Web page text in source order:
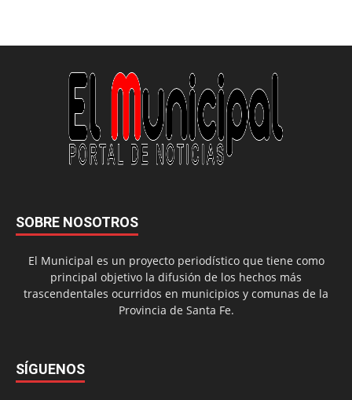
SOBRE NOSOTROS
El Municipal es un proyecto periodístico que tiene como
principal objetivo la difusión de los hechos más
trascendentales ocurridos en municipios y comunas de la
Provincia de Santa Fe.
SÍGUENOS